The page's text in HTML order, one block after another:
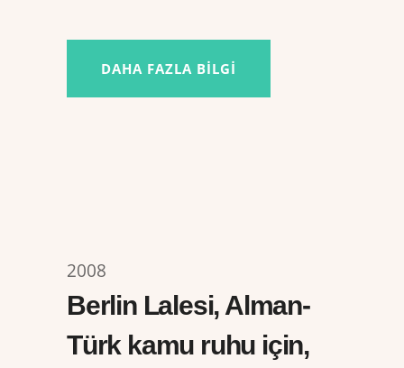
DAHA FAZLA BILGI
2008
Berlin Lalesi, Alman-
Türk kamu ruhu için,